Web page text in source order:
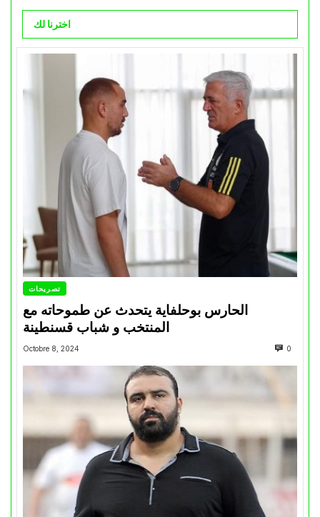
اخترنا لك
تصريحات
الحارس بوحلفاية يتحدث عن طموحاته مع
المنتخب و شباب قسنطينة
Octobre 8, 2024 0